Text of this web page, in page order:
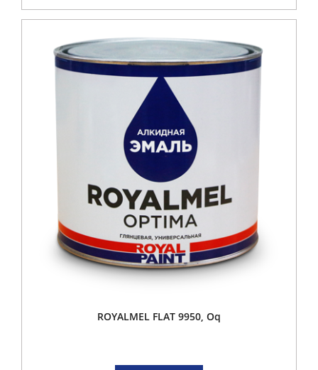
ROYALMEL FLAT 9950, Oq